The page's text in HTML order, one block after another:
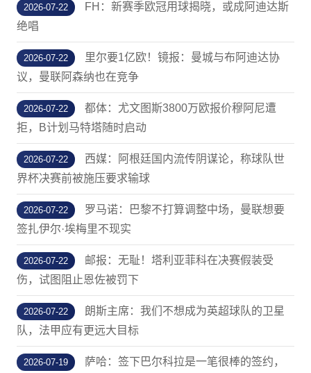
2026-07-22
FH：新赛季欧冠用球揭晓，或成阿迪达斯
绝唱
2026-07-22
里尔要1亿欧！镜报：曼城与布阿迪达协
议，曼联阿森纳也在竞争
2026-07-22
都体：尤文图斯3800万欧报价穆阿尼遭
拒，B计划马特塔随时启动
2026-07-22
西媒：阿根廷国内流传阴谋论，称球队世
界杯决赛前被施压要求输球
2026-07-22
罗马诺：巴黎不打算调整中场，曼联想要
签扎伊尔·埃梅里不现实
2026-07-22
邮报：无耻！塔利亚菲科在决赛假装受
伤，试图阻止恩佐被罚下
2026-07-22
朗斯主席：我们不想成为英超球队的卫星
队，法甲应有更远大目标
2026-07-19
萨哈：签下巴尔科拉是一笔很棒的签约，